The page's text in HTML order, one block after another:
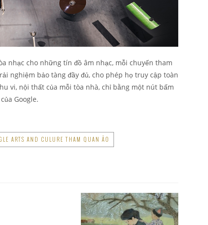
nhạc cho những tín đồ âm nhạc, mỗi chuyến tham
nghiệm bảo tàng đầy đủ, cho phép họ truy cập toàn
vi, nội thất của mỗi tòa nhà, chỉ bằng một nút bấm
Google.
ARTS AND CULURE THAM QUAN ẢO